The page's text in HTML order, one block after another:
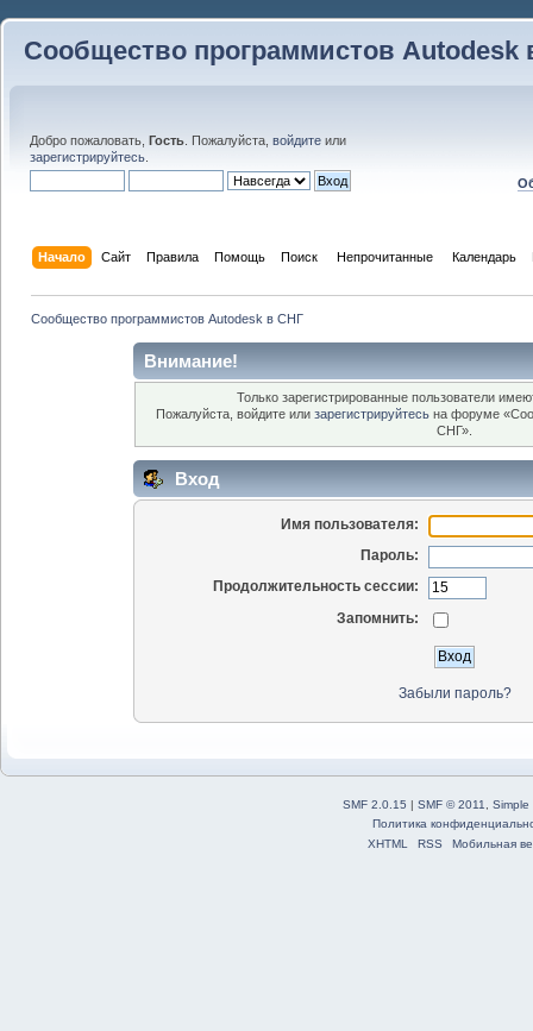
Сообщество программистов Autodesk
Добро пожаловать, Гость . Пожалуйста, войдите или
зарегистрируйтесь
Начало Сайт Правила Помощь Поиск Непрочитанные Календарь
Сообщество программистов Autodesk в СНГ
Внимание!
Только зарегистрированные пользователи
Пожалуйста, войдите или зарегистрируйтесь на форуме
СНГ».
Вход
Имя пользователя:
Пароль:
Продолжительность сессии:
Запомнить:
Забыли пароль?
SMF 2.0.15 | SMF © 2011
Simple
Политика
XHTML
RSS Мобильная